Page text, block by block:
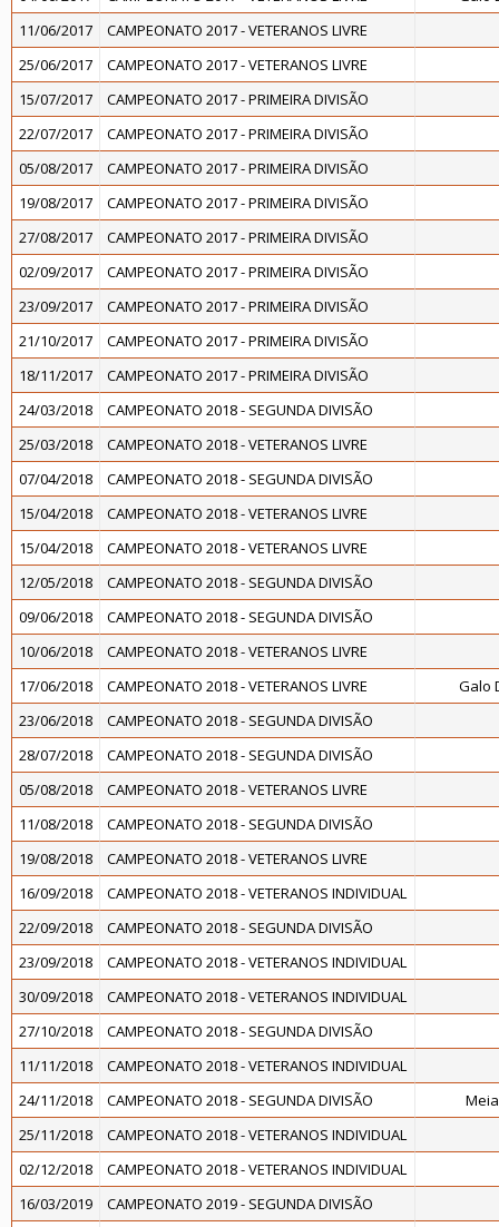
11/06/2017
CAMPEONATO 2017 - VETERANOS LIVRE
25/06/2017
CAMPEONATO 2017 - VETERANOS LIVRE
15/07/2017
CAMPEONATO 2017 - PRIMEIRA DIVISÃO
22/07/2017
CAMPEONATO 2017 - PRIMEIRA DIVISÃO
05/08/2017
CAMPEONATO 2017 - PRIMEIRA DIVISÃO
19/08/2017
CAMPEONATO 2017 - PRIMEIRA DIVISÃO
27/08/2017
CAMPEONATO 2017 - PRIMEIRA DIVISÃO
02/09/2017
CAMPEONATO 2017 - PRIMEIRA DIVISÃO
23/09/2017
CAMPEONATO 2017 - PRIMEIRA DIVISÃO
21/10/2017
CAMPEONATO 2017 - PRIMEIRA DIVISÃO
18/11/2017
CAMPEONATO 2017 - PRIMEIRA DIVISÃO
24/03/2018
CAMPEONATO 2018 - SEGUNDA DIVISÃO
25/03/2018
CAMPEONATO 2018 - VETERANOS LIVRE
07/04/2018
CAMPEONATO 2018 - SEGUNDA DIVISÃO
15/04/2018
CAMPEONATO 2018 - VETERANOS LIVRE
15/04/2018
CAMPEONATO 2018 - VETERANOS LIVRE
12/05/2018
CAMPEONATO 2018 - SEGUNDA DIVISÃO
09/06/2018
CAMPEONATO 2018 - SEGUNDA DIVISÃO
10/06/2018
CAMPEONATO 2018 - VETERANOS LIVRE
17/06/2018
CAMPEONATO 2018 - VETERANOS LIVRE
Galo
23/06/2018
CAMPEONATO 2018 - SEGUNDA DIVISÃO
28/07/2018
CAMPEONATO 2018 - SEGUNDA DIVISÃO
05/08/2018
CAMPEONATO 2018 - VETERANOS LIVRE
11/08/2018
CAMPEONATO 2018 - SEGUNDA DIVISÃO
19/08/2018
CAMPEONATO 2018 - VETERANOS LIVRE
16/09/2018
CAMPEONATO 2018 - VETERANOS INDIVIDUAL
22/09/2018
CAMPEONATO 2018 - SEGUNDA DIVISÃO
23/09/2018
CAMPEONATO 2018 - VETERANOS INDIVIDUAL
30/09/2018
CAMPEONATO 2018 - VETERANOS INDIVIDUAL
27/10/2018
CAMPEONATO 2018 - SEGUNDA DIVISÃO
11/11/2018
CAMPEONATO 2018 - VETERANOS INDIVIDUAL
24/11/2018
CAMPEONATO 2018 - SEGUNDA DIVISÃO
25/11/2018
CAMPEONATO 2018 - VETERANOS INDIVIDUAL
02/12/2018
CAMPEONATO 2018 - VETERANOS INDIVIDUAL
16/03/2019
CAMPEONATO 2019 - SEGUNDA DIVISÃO